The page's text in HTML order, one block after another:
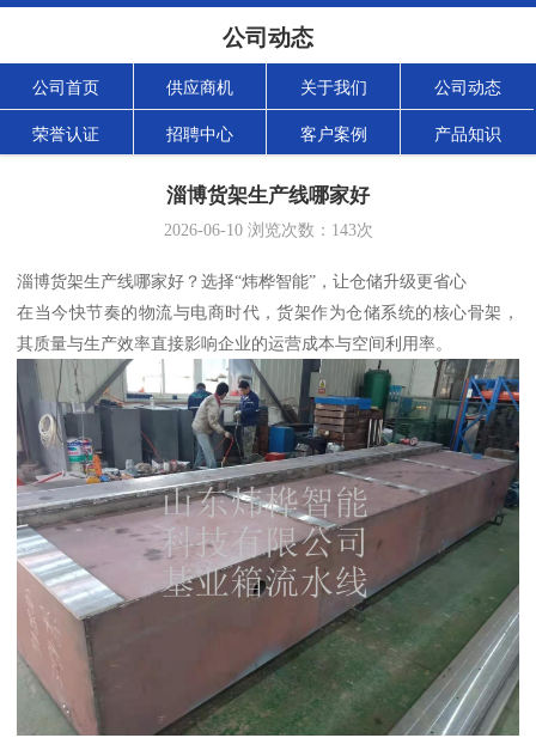
公司动态
公司首页 供应商机 关于我们 公司动态
荣誉认证 招聘中心 客户案例 产品知识
淄博货架生产线哪家好
2026-06-10浏览次数： 143次
淄博货架生产线哪家好？选择“炜桦智能”，让仓储升级更省心
在当今快节奏的物流与电商时代，货架作为仓储系统的核心骨架，
其质量与生产效率直接影响企业的运营成本与空间利用率。